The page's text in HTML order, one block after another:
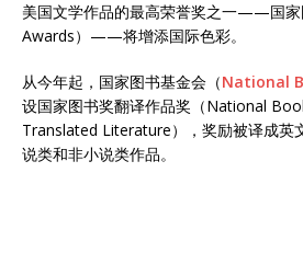
美国文学作品的最高荣誉奖之一——国
Awards）——将增添国际色彩。
从今年起，国家图书基金会（National
设国家图书奖翻译作品奖（National
Translated Literature），奖励被译成英
说类和非小说类作品。